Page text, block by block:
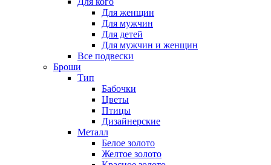
Для женщин
Для мужчин
Для детей
Для мужчин и женщин
Все подвески
Броши
Тип
Бабочки
Цветы
Птицы
Дизайнерские
Металл
Белое золото
Желтое золото